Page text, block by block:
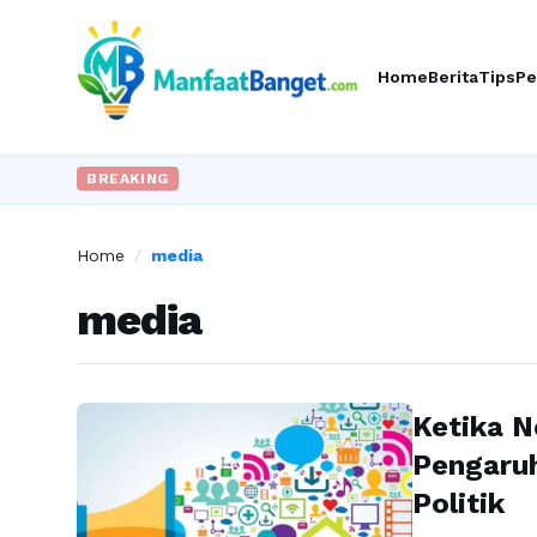
HomeBeritaTips
BREAKING
Home / media
media
Ketika
Politik